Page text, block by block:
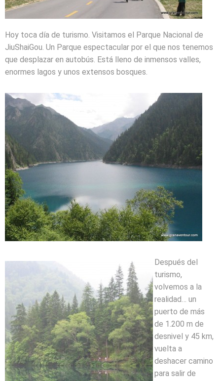
Hoy toca día de turismo. Visitamos el Parque Nacional de
JiuShaiGou. Un Parque espectacular por el que nos tenemos
que desplazar en autobús. Está lleno de inmensos valles,
enormes lagos y unos extensos bosques.
Después del
turismo,
volvemos a la
realidad… un
puerto de más
de 1.200 m de
desnivel y 45 km,
vuelta a
deshacer camino
para salir de